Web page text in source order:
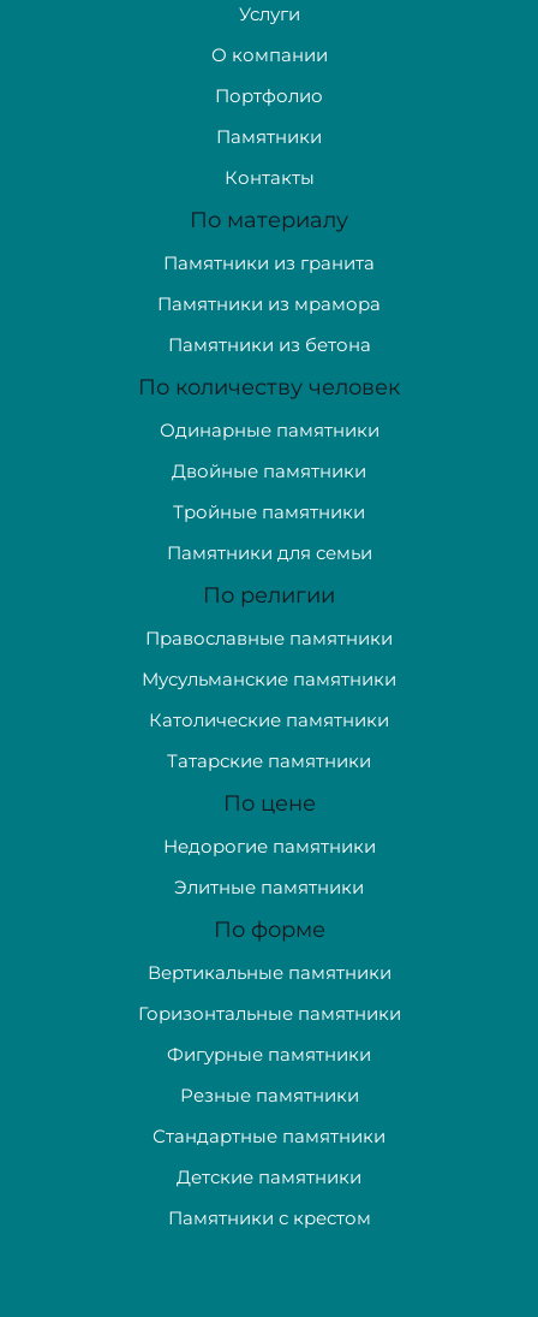
Услуги
О компании
Портфолио
Памятники
Контакты
По материалу
Памятники из гранита
Памятники из мрамора
Памятники из бетона
По количеству человек
Одинарные памятники
Двойные памятники
Тройные памятники
Памятники для семьи
По религии
Православные памятники
Мусульманские памятники
Католические памятники
Татарские памятники
По цене
Недорогие памятники
Элитные памятники
По форме
Вертикальные памятники
Горизонтальные памятники
Фигурные памятники
Резные памятники
Стандартные памятники
Детские памятники
Памятники с крестом